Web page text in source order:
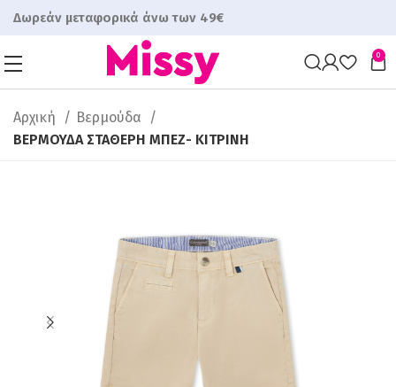
Δωρεάν μεταφορικά άνω των 49€
0
Αρχική
Βερμούδα
ΒΕΡΜΟΥΔΑ ΣΤΑΘΕΡΗ ΜΠΕΖ- ΚΙΤΡΙΝΗ